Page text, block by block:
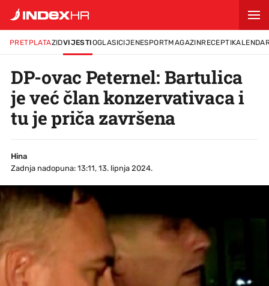
PRETPLATAZIDVIJESTIOGLASICIJENESPORTMAGAZINRECEPTI
DP-ovac Peternel: Bartulica
je već član konzervativaca i
tu je priča završena
Hina
Zadnja nadopuna: 13:11, 13. lipnja 2024.